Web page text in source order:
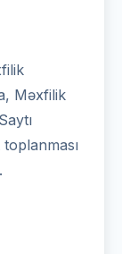
Məxfilik